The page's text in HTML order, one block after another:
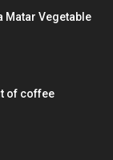
Matar Vegetable
of coffee